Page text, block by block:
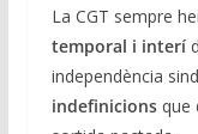
La CGT sempre
temporal i interí
independència
indefinicionsque